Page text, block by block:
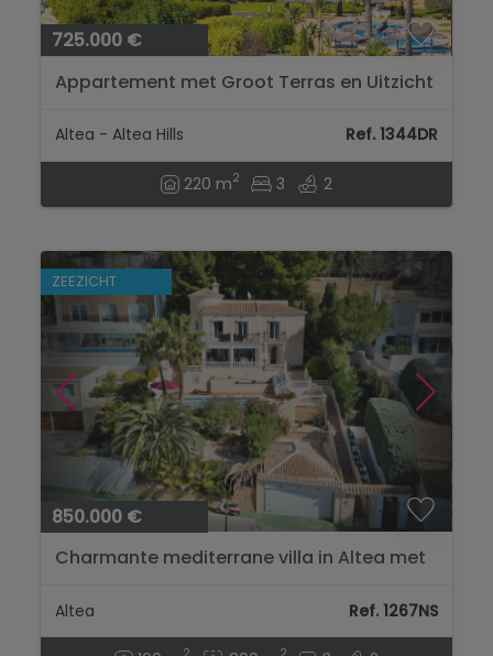
725.000 €
Appartement met Groot Terras en Uitzicht
Altea - Altea Hills Ref. 1344DR
220 m2 3 2
ZEEZICHT
850.000 €
Charmante mediterrane villa in Altea met
Altea Ref. 1267NS